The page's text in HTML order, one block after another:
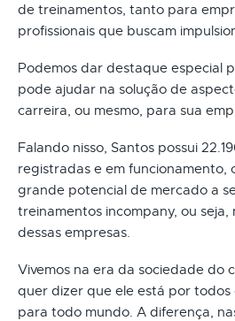
de treinamentos, tanto para
profissionais que buscam
Podemos dar destaque especial
pode ajudar na solução de
carreira, ou mesmo, para sua
Falando nisso, Santos possui
registradas e em funcionamento,
grande potencial de mercado a
treinamentos incompany, ou
dessas empresas.
Vivemos na era da sociedade do
quer dizer que ele está por todos
para todo mundo. A diferença,